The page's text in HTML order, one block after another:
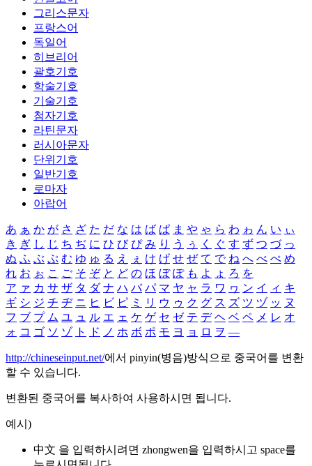
그리스문자
프랑스어
독일어
히브리어
괄호기호
학술기호
기술기호
첨자기호
라틴문자
러시아문자
단위기호
일반기호
로마자
아랍어
あ ぁ か が さ ざ た だ な は ば ぱ ま や ゃ ら わ ゎ ん い ぃ
き ぎ し じ ち ぢ に ひ び ぴ み り う ぅ く ぐ す ず つ づ っ
ぬ ふ ぶ ぷ む ゆ ゅ る え ぇ け げ せ ぜ て で ね へ べ ぺ め
れ お ぉ こ ご そ ぞ と ど の ほ ぼ ぽ も よ ょ ろ を
ア ァ カ サ ザ タ ダ ナ ハ バ パ マ ヤ ャ ラ ワ ヮ ン イ ィ キ
ギ シ ジ チ ヂ ニ ヒ ビ ピ ミ リ ウ ゥ ク グ ス ズ ツ ヅ ッ ヌ
フ ブ プ ム ユ ュ ル エ ェ ケ ゲ セ ゼ テ デ ヘ ベ ペ メ レ オ
ォ コ ゴ ソ ゾ ト ド ノ ホ ボ ポ モ ヨ ョ ロ ヲ ―
http://chineseinput.net/에서 pinyin(병음)방식으로 중국어를 변환
할 수 있습니다.
변환된 중국어를 복사하여 사용하시면 됩니다.
예시)
中文 을 입력하시려면 zhongwen을 입력하시고 space를